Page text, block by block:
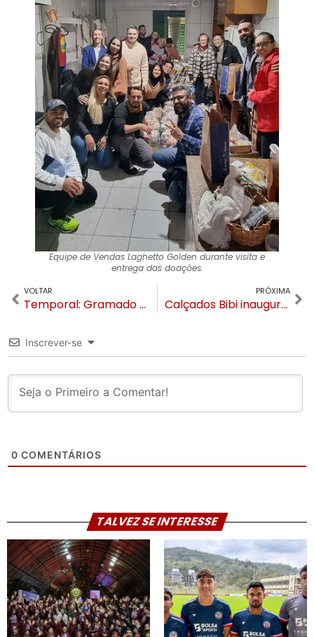
Equipe de Vendas Laghetto Golden durante visita e
entrega das doações.
VOLTAR
Temporal: Gramado tem queda de árvores, deslizamentos, bloqueios e alagamentos
PRÓXIMA
Calçados Bibi inaugura loja modelo em Gramado
Inscrever-se
0 COMENTÁRIOS
TALVEZ SE INTERESSE